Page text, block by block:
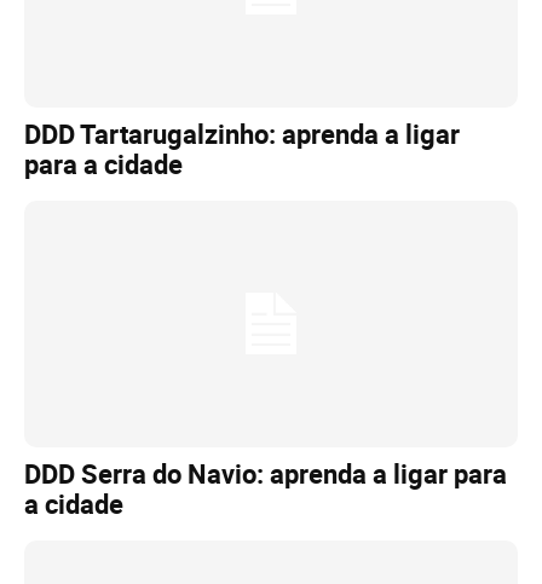
DDD Tartarugalzinho: aprenda a ligar
para a cidade
DDD Serra do Navio: aprenda a ligar para
a cidade